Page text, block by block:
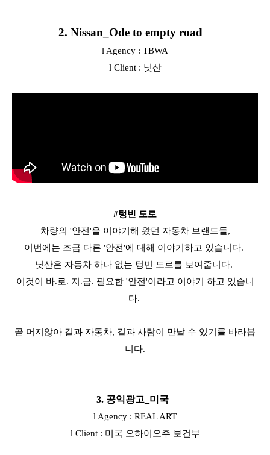
2. Nissan_Ode to empty road
l Agency : TBWA
l Client : 닛산
#텅빈 도로
차량의 '안전'을 이야기해 왔던 자동차 브랜드들,
이번에는 조금 다른 '안전'에 대해 이야기하고 있습니다.
닛산은 자동차 하나 없는 텅빈 도로를 보여줍니다.
이것이 바.로. 지.금. 필요한 '안전'이라고 이야기 하고 있습니
다.
곧 머지않아 길과 자동차, 길과 사람이 만날 수 있기를 바라봅
니다.
3. 공익광고_미국
l Agency : REAL ART
l Client : 미국 오하이오주 보건부